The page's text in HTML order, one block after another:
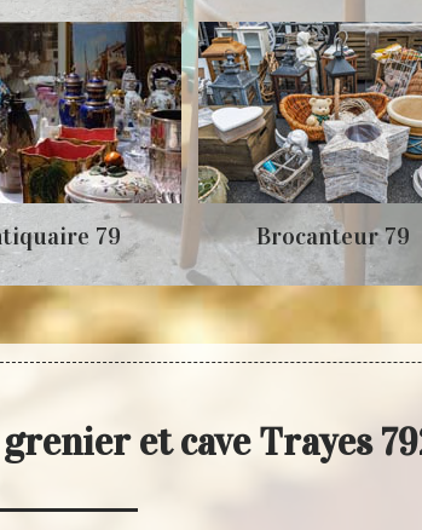
79 Brocanteur 79
et cave Trayes